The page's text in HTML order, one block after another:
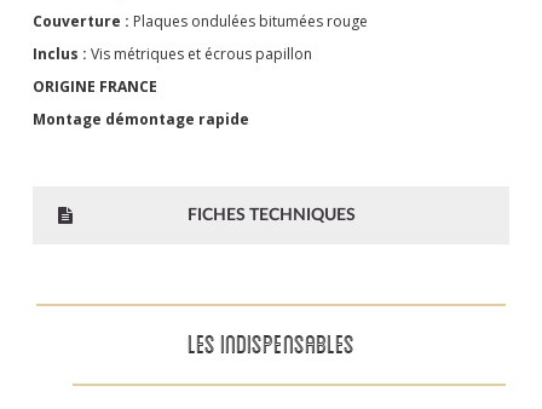
Couverture : Plaques ondulées bitumées rouge
Inclus : Vis métriques et écrous papillon
ORIGINE FRANCE
Montage démontage rapide
FICHES TECHNIQUES
LES INDISPENSABLES